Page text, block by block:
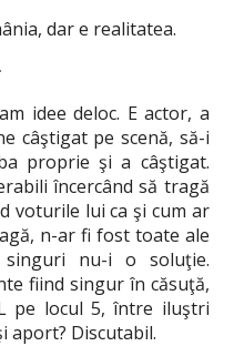
dar e realitatea.
idee deloc. E actor, a
câştigat pe scenă, să-i
proprie şi a câştigat.
încercând să tragă
voturile lui ca şi cum ar
n-ar fi fost toate ale
nu-i o soluţie.
fiind singur în căsuţă,
pe locul 5, între iluştri
aport? Discutabil.